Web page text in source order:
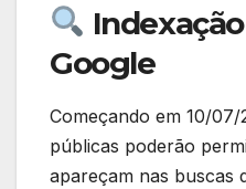
Google
Começando em 10/
públicas poderão
apareçam nas buscas